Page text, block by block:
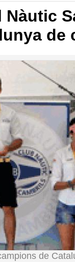
Nàutic
de
de